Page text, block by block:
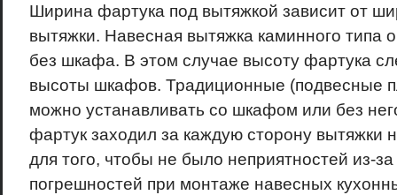
Ширина фартука под вытяжкой зависит от
вытяжки. Навесная вытяжка каминного типа
без шкафа. В этом случае высоту фартука
высоты шкафов. Традиционные (подвесные
можно устанавливать со шкафом или без
фартук заходил за каждую сторону вытяжки
для того, чтобы не было неприятностей из-
погрешностей при монтаже навесных